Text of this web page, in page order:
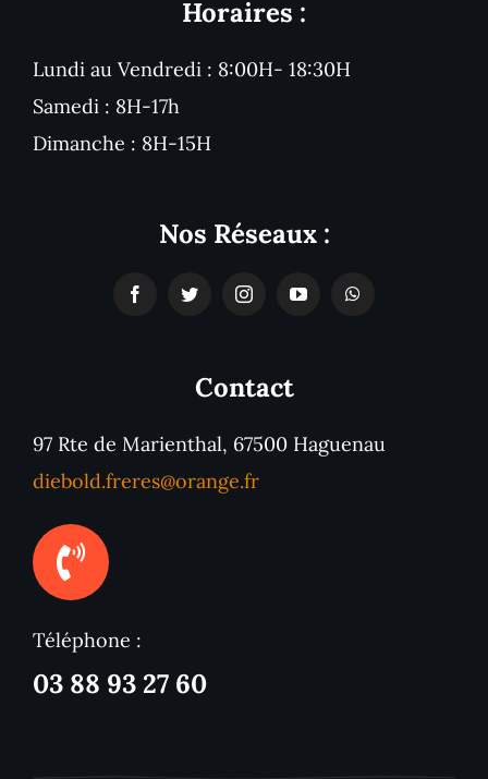
Horaires :
Lundi au Vendredi : 8:00H- 18:30H
Samedi : 8H-17h
Dimanche : 8H-15H
Nos Réseaux :
Contact
97 Rte de Marienthal, 67500 Haguenau
diebold.freres@orange.fr
Téléphone :
03 88 93 27 60